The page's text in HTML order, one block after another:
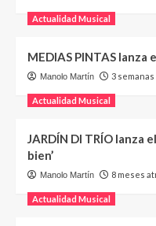
Actualidad Musical
MEDIAS PINTAS lanza
Manolo Martín 3
Actualidad Musical
JARDÍN DI TRÍO lanza
bien’
Manolo Martín 8 meses
Actualidad Musical